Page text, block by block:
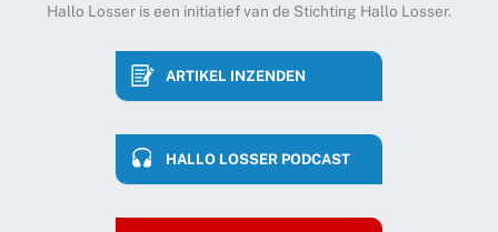
Hallo Losser is een initiatief van de Stichting Hallo Losser.
ARTIKEL INZENDEN
HALLO LOSSER PODCAST